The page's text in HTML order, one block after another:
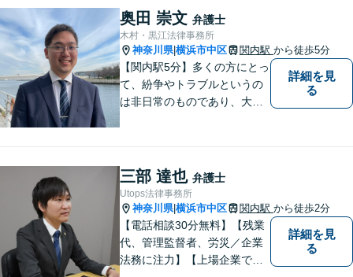
頼者様が安心して将来を過ご
せるようになるための支援を
いたします。
奥田 崇文 弁護士
木村・黒江法律事務所
神奈川県|横浜市中区 関内駅 から徒歩5分
【関内駅5分】多くの方にとっ
て、紛争やトラブルというの
は非日常のものであり、大き
私はご依頼者様ごとに最良の
解決策は何かを一緒に考えて
まいります。
詳細を見
る
三部 達也 弁護士
Utops法律事務所
神奈川県|横浜市中区 関内駅 から徒歩2分
【電話相談30分無料】【残業
代、管理監督者、労災／企業
法務に注力】【上場企業で社
詳細を見
る